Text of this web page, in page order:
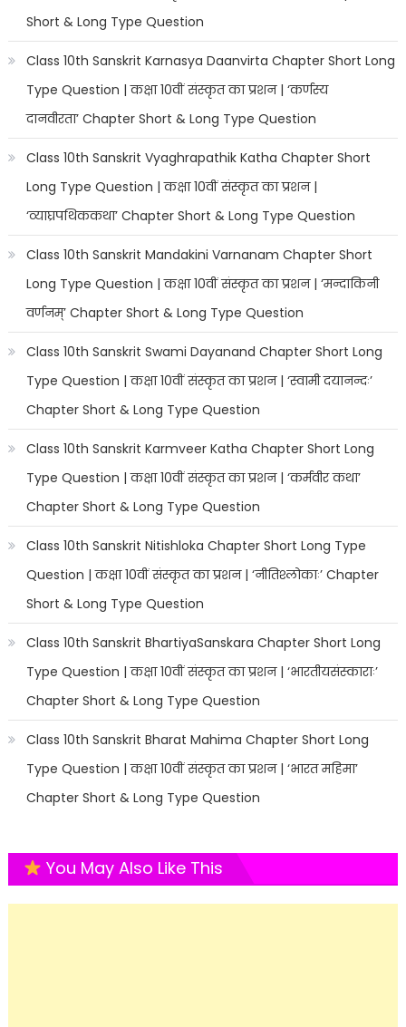
Short & Long Type Question
Class 10th Sanskrit Karnasya Daanvirta Chapter Short Long
Type Question | कक्षा 10वीं संस्कृत का प्रशन | ‘कर्णस्य
दानवीरता’ Chapter Short & Long Type Question
Class 10th Sanskrit Vyaghrapathik Katha Chapter Short
Long Type Question | कक्षा 10वीं संस्कृत का प्रशन |
‘व्याघ्रपथिककथा’ Chapter Short & Long Type Question
Class 10th Sanskrit Mandakini Varnanam Chapter Short
Long Type Question | कक्षा 10वीं संस्कृत का प्रशन | ‘मन्दाकिनी
वर्णनम्’ Chapter Short & Long Type Question
Class 10th Sanskrit Swami Dayanand Chapter Short Long
Type Question | कक्षा 10वीं संस्कृत का प्रशन | ‘स्वामी दयानन्दः’
Chapter Short & Long Type Question
Class 10th Sanskrit Karmveer Katha Chapter Short Long
Type Question | कक्षा 10वीं संस्कृत का प्रशन | ‘कर्मवीर कथा’
Chapter Short & Long Type Question
Class 10th Sanskrit Nitishloka Chapter Short Long Type
Question | कक्षा 10वीं संस्कृत का प्रशन | ‘नीतिश्लोकाः’ Chapter
Short & Long Type Question
Class 10th Sanskrit BhartiyaSanskara Chapter Short Long
Type Question | कक्षा 10वीं संस्कृत का प्रशन | ‘भारतीयसंस्काराः’
Chapter Short & Long Type Question
Class 10th Sanskrit Bharat Mahima Chapter Short Long
Type Question | कक्षा 10वीं संस्कृत का प्रशन | ‘भारत महिमा’
Chapter Short & Long Type Question
You May Also Like This